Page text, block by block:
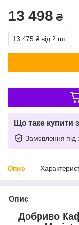
13 498 ₴
13 475 ₴ від 2 шт.
Що таке купити
Замовлення під
Опис
Опис
Добриво